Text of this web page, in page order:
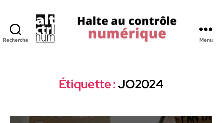
Recherche
Numerique
Menu
Étiquette :JO2024